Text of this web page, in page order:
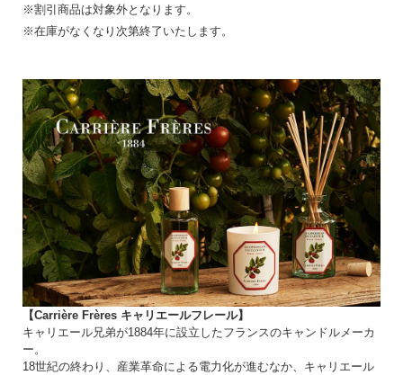
※割引商品は対象外となります。
※在庫がなくなり次第終了いたします。
【Carrière Frères キャリエールフレール】
キャリエール兄弟が1884年に設立したフランスのキャンドルメーカ
ー。
18世紀の終わり、産業革命による電力化が進むなか、キャリエール